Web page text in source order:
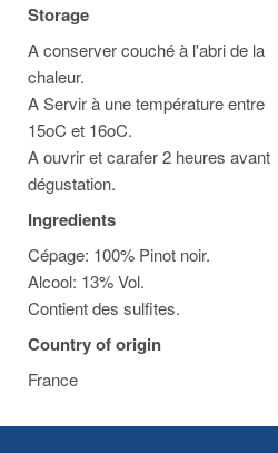
Storage
A conserver couché à l'abri de la
chaleur.
A Servir à une température entre
15oC et 16oC.
A ouvrir et carafer 2 heures avant
dégustation.
Ingredients
Cépage: 100% Pinot noir.
Alcool: 13% Vol.
Contient des sulfites.
Country of origin
France